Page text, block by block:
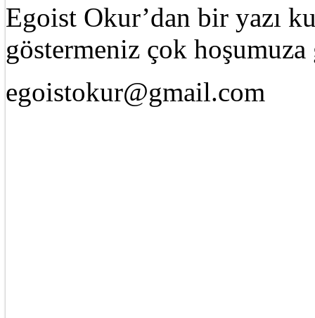
Egoist Okur’dan bir yazı
göstermeniz çok
egoistokur@gmail.com